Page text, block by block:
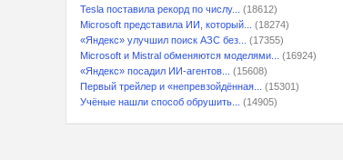
Tesla поставила рекорд по числу...
(18612)
Microsoft представила ИИ, который...
(18274)
«Яндекс» улучшил поиск АЗС без...
(17355)
Microsoft и Mistral обменяются моделями...
(16924)
«Яндекс» посадил ИИ-агентов...
(15608)
Первый трейлер и «непревзойдённая...
(15301)
Учёные нашли способ обрушить...
(14905)